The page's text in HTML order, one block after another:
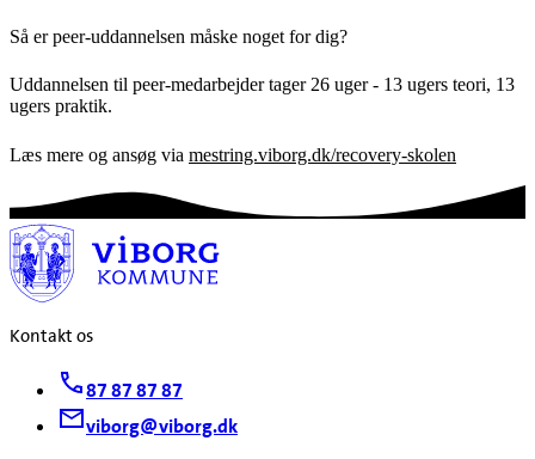
Så er peer-uddannelsen måske noget for dig?
Uddannelsen til peer-medarbejder tager 26 uger - 13 ugers teori, 13
ugers praktik.
Læs mere og ansøg via mestring.viborg.dk/recovery-skolen
Kontakt os
87 87 87 87
viborg@viborg.dk